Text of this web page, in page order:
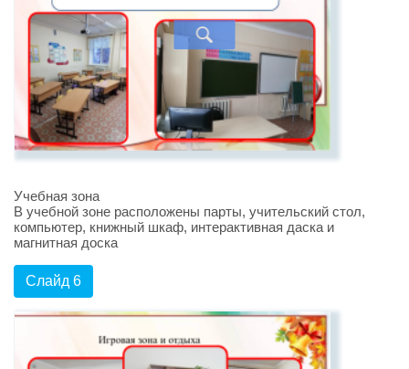
Учебная зона
В учебной зоне расположены парты, учительский стол,
компьютер, книжный шкаф, интерактивная даска и
магнитная доска
Слайд 6